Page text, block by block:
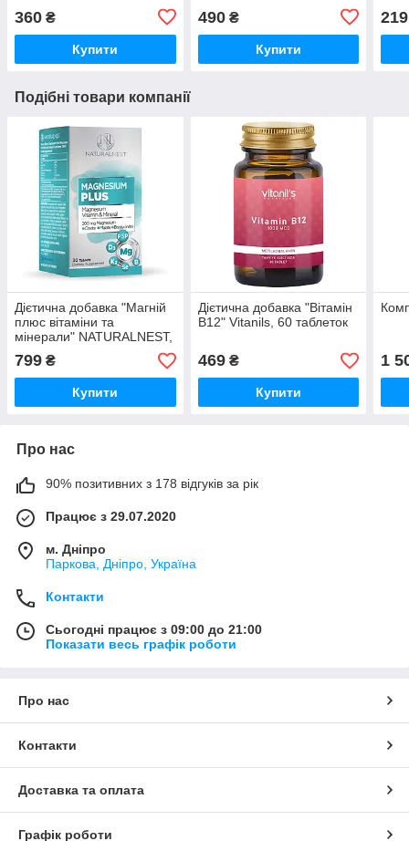
360 ₴
Купити
490₴
Купити
219
Подібні товари компанії
Дієтична добавка "Магній
плюс вітаміни та
мінерали" NATURALNEST,
30 таблеток
799 ₴
Купити
Дієтична добавка "Вітамін
В12" Vitanils, 60 таблеток
469₴
Купити
1
Про нас
90% позитивних з 178 відгуків за рік
Працює з 29.07.2020
м. Дніпро
Паркова, Дніпро, Україна
Контакти
Сьогодні працює з 09:00 до 21:00
Показати весь графік роботи
Про нас
Контакти
Доставка та оплата
Графік роботи